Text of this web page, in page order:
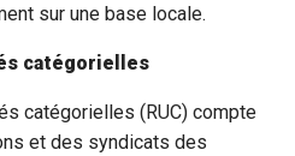
sur une base locale.
catégorielles
catégorielles (RUC) compte
et des syndicats des